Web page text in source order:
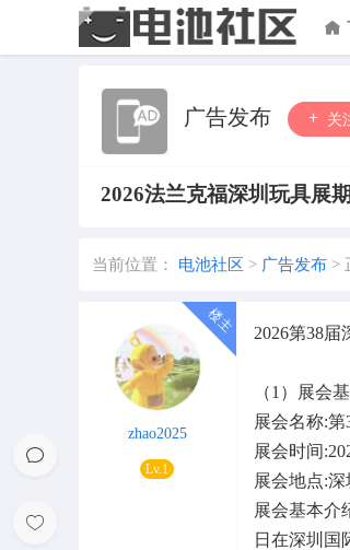
广告发布 关
2026法兰克福深圳玩具展
当前位置： 电池社区 > 广告发布 >
zhao2025
Lv.1
2026第38届
（1）展会
展会名称:
展会时间
展会地点:深
展会基本介
日在深圳国